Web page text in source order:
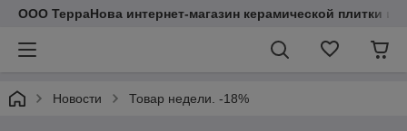
ООО ТерраНова интернет-магазин керамической плитки и
Новости Товар недели. -18%